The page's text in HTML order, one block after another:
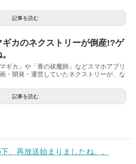
記事を読む
カのネクストリーが倒産!?ゲ
ギカ」や「青の祓魔師」などスマホアプリ
・開発・運営していたネクストリーが、な
記事を読む
、再放送始まりましたね。。